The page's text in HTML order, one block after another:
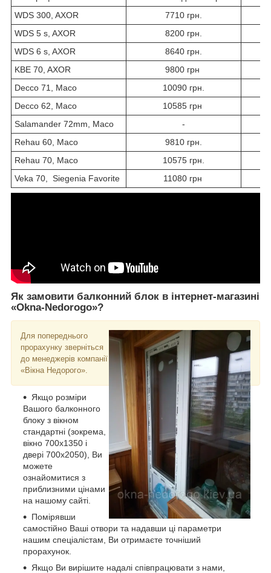
WDS 300, AXOR
7710 грн.
WDS 5 s, AXOR
8200 грн.
WDS 6 s, AXOR
8640 грн.
KBE 70, AXOR
9800 грн
Decco 71, Maco
10090 грн.
Decco 62, Maco
10585 грн
Salamander 72mm, Maco
-
Rehau 60, Maco
9810 грн.
Rehau 70, Maco
10575 грн.
Veka 70, Siegenia Favorite
11080 грн
Як замовити балконний блок в інтернет-магазині
«Okna-Nedorogo»?
Для попереднього
прорахунку зверніться
до менеджерів компанії
«Вікна Недорого».
Якщо розміри
Вашого балконного
блоку з вікном
стандартні (зокрема,
вікно 700х1350 і
двері 700х2050), Ви
можете
ознайомитися з
приблизними цінами
на нашому сайті.
Помірявши
самостійно Ваші отвори та надавши ці параметри
нашим спеціалістам, Ви отримаєте точніший
прорахунок.
Якщо Ви вирішите надалі співпрацювати з нами,